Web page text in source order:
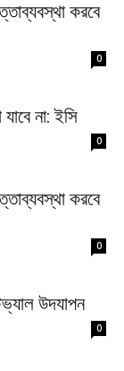
করবে
0
না: ইসি
0
করবে
0
উদযাপন
0